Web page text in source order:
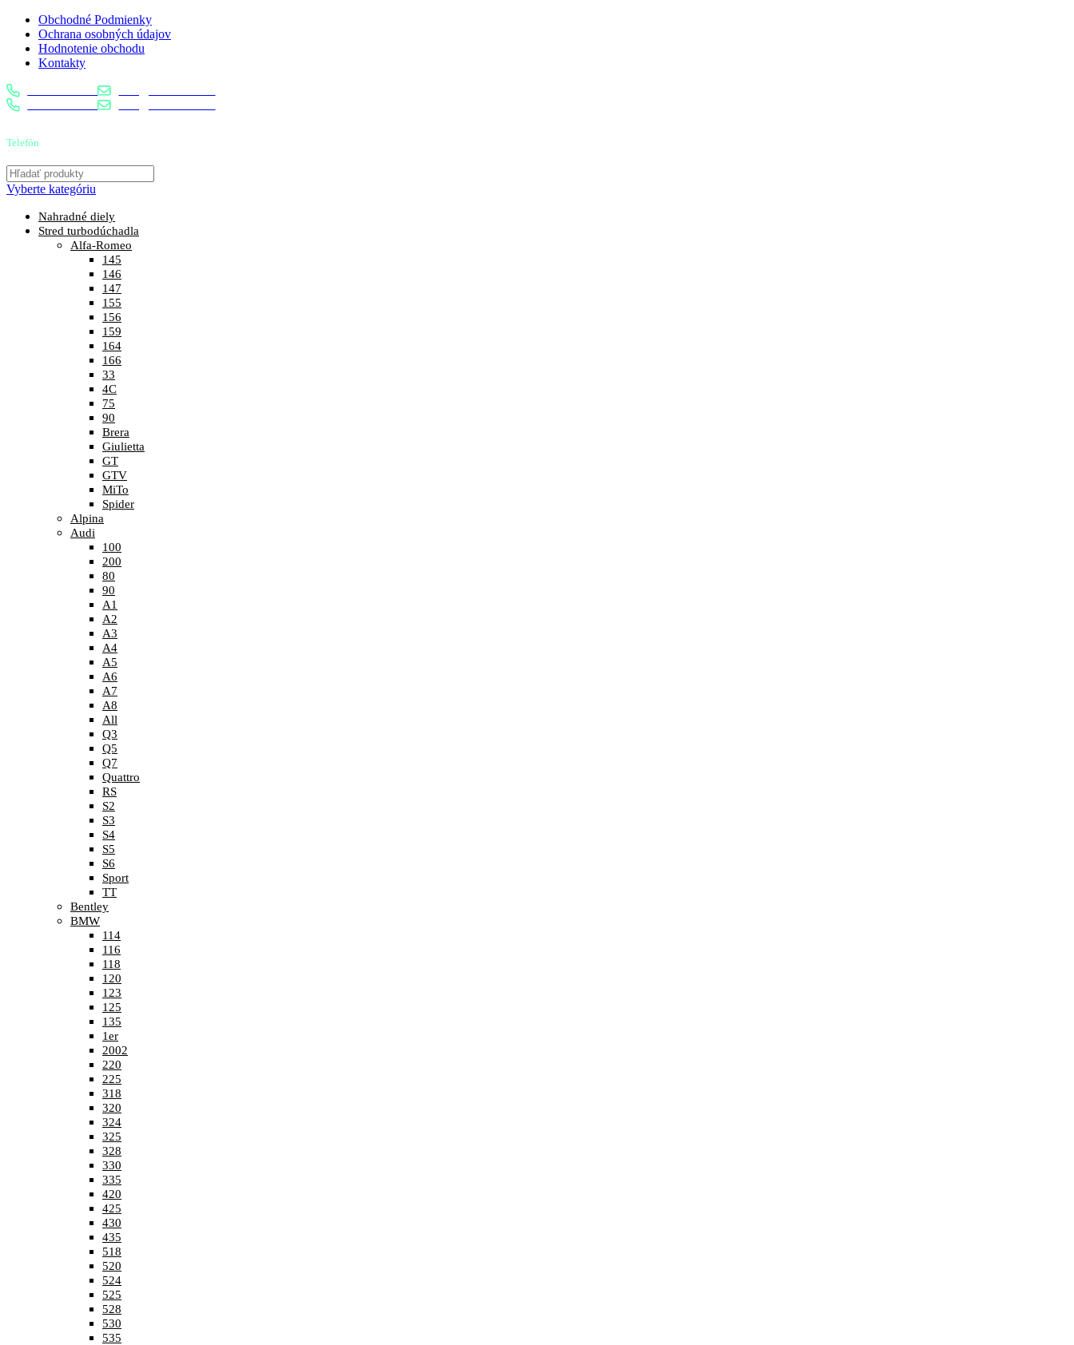
Obchodné Podmienky
Ochrana osobných údajov
Hodnotenie obchodu
Kontakty
0904 400 399
0904 400 399
Telefón
Vyberte kategóriu
Nahradné diely
Stred turbodúchadla
Alfa-Romeo
145
146
147
155
156
159
164
166
33
4C
75
90
Brera
Giulietta
GT
GTV
MiTo
Spider
Alpina
Audi
100
200
80
90
A1
A2
A3
A4
A5
A6
A7
A8
All
Q3
Q5
Q7
Quattro
RS
S2
S3
S4
S5
S6
Sport
TT
Bentley
BMW
114
116
118
120
123
125
135
1er
2002
220
225
318
320
324
325
328
330
335
420
425
430
435
518
520
524
525
528
530
535